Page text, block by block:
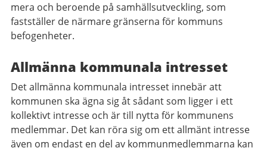
mera och beroende på samhällsutveckling, som
fastställer de närmare gränserna för kommuns
befogenheter.
Allmänna kommunala intresset
Det allmänna kommunala intresset innebär att
kommunen ska ägna sig åt sådant som ligger i ett
kollektivt intresse och är till nytta för kommunens
medlemmar. Det kan röra sig om ett allmänt intresse
även om endast en del av kommunmedlemmarna kan